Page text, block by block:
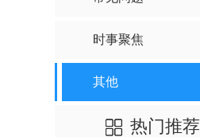
时事聚焦
其他
热门推荐